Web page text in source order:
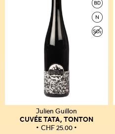
Julien Guillon
CUVÉE TATA, TONTON
CHF25.00